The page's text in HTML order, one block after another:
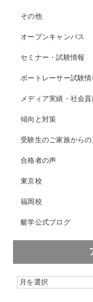
その他
オープンキャンパス
セミナー・試験情報
ボートレーサー試験情
メディア実績・社会
傾向と対策
受験生のご家族から
合格者の声
東京校
福岡校
艇学公式ブログ